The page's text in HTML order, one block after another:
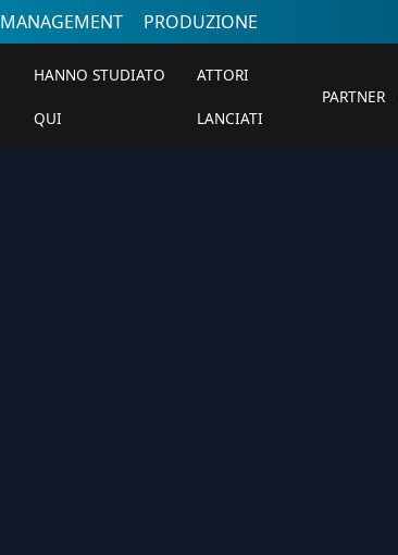
MANAGEMENT PRODUZIONE
HANNO STUDIATO
QUI
ATTORI
LANCIATI
PARTNER